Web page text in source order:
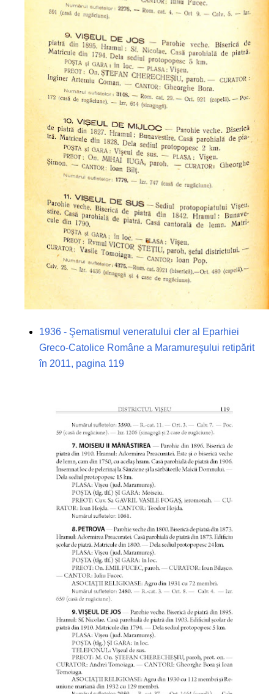
1936 - Şematismul veneratului cler al Eparhiei
Greco-Catolice Române a Maramureşului retipărit
în 2011, pagina 119